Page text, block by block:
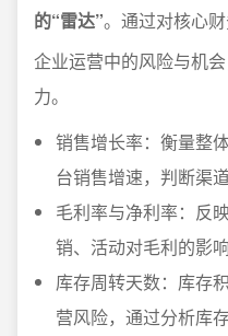
的“雷达”。通过对核心
企业运营中的风险与机
力。
销售增长率：衡量整
台销售增速，判断渠
毛利率与净利率：反
销、活动对毛利的影
库存周转天数：库存
营风险，通过分析库